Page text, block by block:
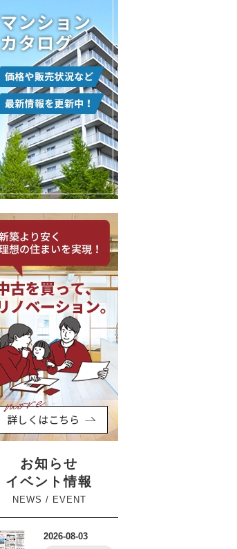
お知らせ
イベント情報
NEWS / EVENT